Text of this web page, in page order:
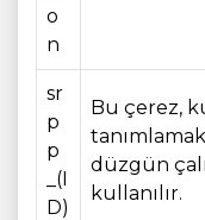
o
n
sr
p
p
_(I
D)
Bu çerez,
düzgün
kullanılır.